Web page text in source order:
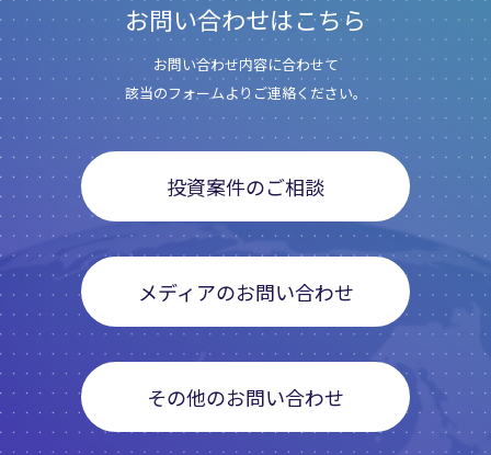
お問い合わせはこちら
お問い合わせ内容に合わせて
該当のフォームよりご連絡ください。
投資案件のご相談
メディアのお問い合わせ
その他のお問い合わせ